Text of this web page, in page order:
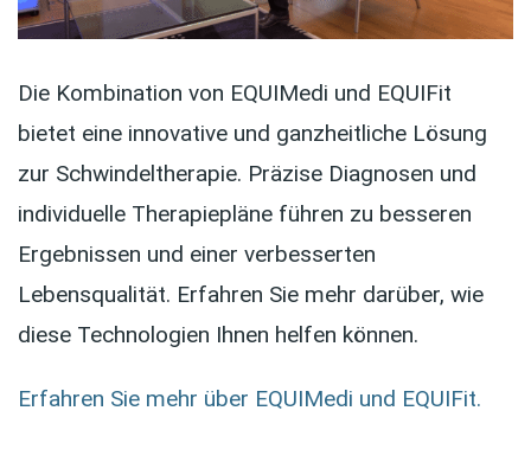
Die Kombination von EQUIMedi und EQUIFit
bietet eine innovative und ganzheitliche Lösung
zur Schwindeltherapie. Präzise Diagnosen und
individuelle Therapiepläne führen zu besseren
Ergebnissen und einer verbesserten
Lebensqualität. Erfahren Sie mehr darüber, wie
diese Technologien Ihnen helfen können.
Erfahren Sie mehr über EQUIMedi und EQUIFit.